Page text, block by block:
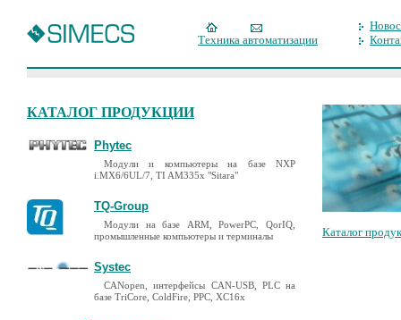
Техника автоматизации
КАТАЛОГ ПРОДУКЦИИ
Phytec
Модули и компьютеры на базе NXP
i.MX6/6UL/7, TI AM335x "Sitara"
TQ-Group
Модули на базе ARM, PowerPC, QorIQ,
промышленные компьютеры и терминалы
Systec
CANopen, интерфейсы CAN-USB, PLC на
базе TriCore, ColdFire, PPC, XC16x
Каталог